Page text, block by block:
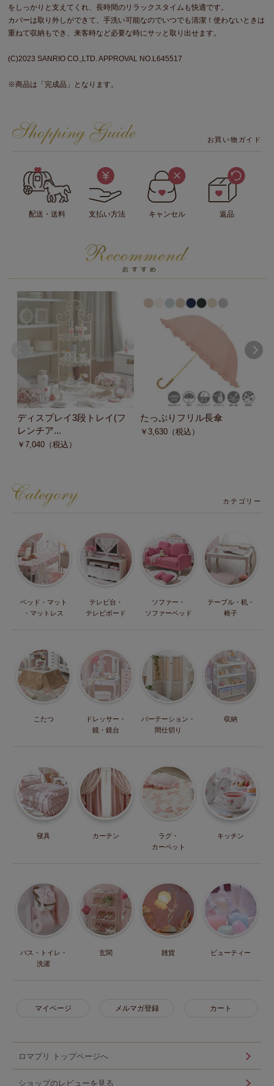
をしっかりと支えてくれ、長時間のリラックスタイムも快適です。
カバーは取り外しができて、手洗い可能なのでいつでも清潔！使わないときは
重ねて収納もでき、来客時など必要な時にサッと取り出せます。
(C)2023 SANRIO CO.,LTD. APPROVAL NO.L645517
※商品は「完成品」となります。
お買い物ガイド
配送・送料 支払い方法 キャンセル 返品
ディスプレイ3段トレイ(フ
レンチア...
￥7,040 （税込）
たっぷりフリル長傘
￥3,630 （税込）
カテゴリー
ベッド・マット
・マットレス
テレビ台・
テレビボード
ソファー・
ソファーベッド
テーブル・机・
椅子
こたつ
ドレッサー・
鏡・鏡台
パーテーション・
間仕切り
収納
寝具 カーテン
ラグ・
カーペット
キッチン
バス・トイレ・
洗濯
玄関 雑貨 ビューティー
マイページ メルマガ登録 カート
ロマプリ トップページへ
ショップのレビューを見る